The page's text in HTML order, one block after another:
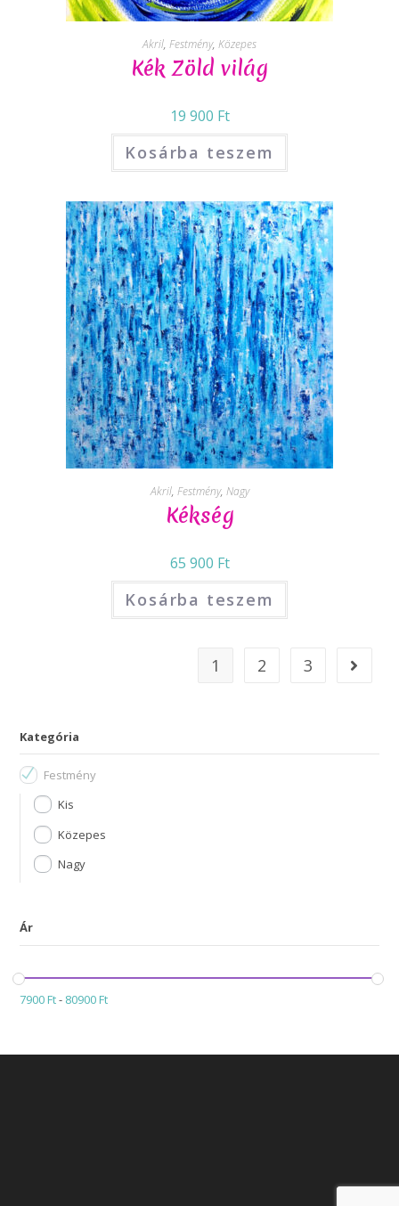
Akril, Festmény, Közepes
Kék Zöld világ
19 900 Ft
Kosárba teszem
Akril, Festmény, Nagy
Kékség
65 900 Ft
Kosárba teszem
1 2 3
Kategória
Festmény
Kis
Közepes
Nagy
Ár
7900Ft- 80900Ft